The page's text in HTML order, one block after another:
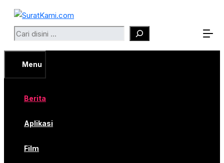
Langsung
Search
Menu
Berita
Aplikasi
Film